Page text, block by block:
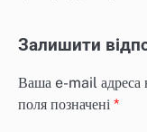
Залишити
Ваша e-mail адреса
поля позначені *